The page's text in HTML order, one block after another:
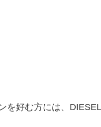
を好む方には、DIESEL